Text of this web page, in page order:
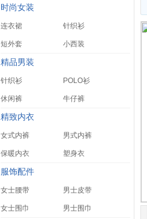
时尚女装
连衣裙 针织衫
短外套 小西装
精品男装
针织衫 POLO衫
休闲裤 牛仔裤
精致内衣
女式内裤 男式内裤
保暖内衣 塑身衣
服饰配件
女士腰带 男士皮带
女士围巾 男士围巾